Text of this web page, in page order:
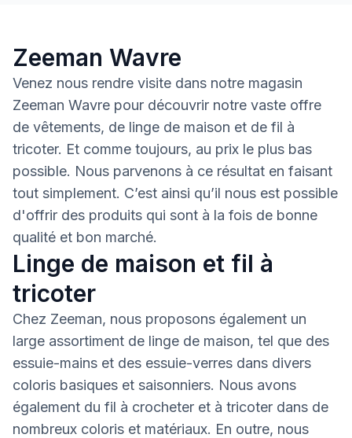
Zeeman Wavre
Venez nous rendre visite dans notre magasin
Zeeman Wavre pour découvrir notre vaste offre
de vêtements, de linge de maison et de fil à
tricoter. Et comme toujours, au prix le plus bas
possible. Nous parvenons à ce résultat en faisant
tout simplement. C’est ainsi qu’il nous est possible
d'offrir des produits qui sont à la fois de bonne
qualité et bon marché.
Linge de maison et fil à
tricoter
Chez Zeeman, nous proposons également un
large assortiment de linge de maison, tel que des
essuie-mains et des essuie-verres dans divers
coloris basiques et saisonniers. Nous avons
également du fil à crocheter et à tricoter dans de
nombreux coloris et matériaux. En outre, nous